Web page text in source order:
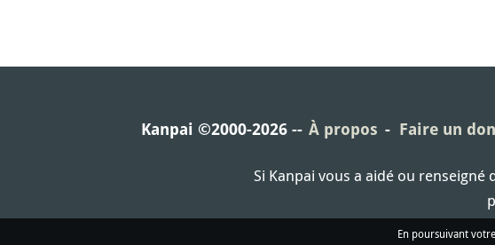
Kanpai ©2000-2026 À propos Faire un don
Si Kanpai vous a aidé ou
En poursuivant